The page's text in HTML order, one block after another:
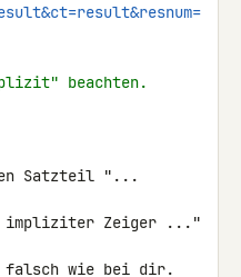
beachten.
Satzteil "...
impliziter Zeiger ..."
falsch wie bei dir.